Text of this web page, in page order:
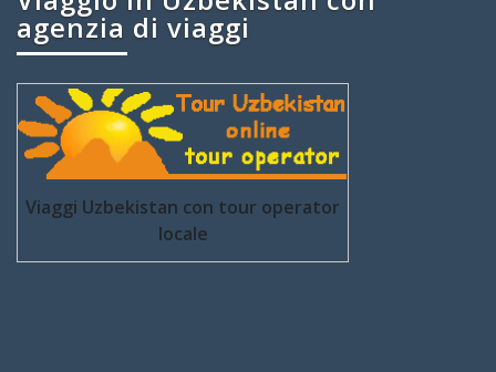
agenzia di viaggi
Viaggi Uzbekistan con tour operator
locale